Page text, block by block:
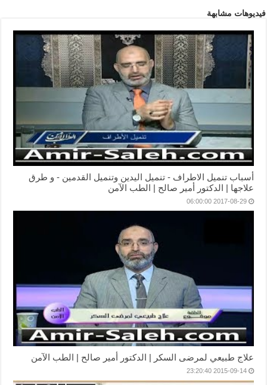
فيديوهات مشابهة
أسباب تنميل الاطراف - تنميل اليدين وتنميل القدمين - و طرق
علاجها | الدكتور أمير صالح | الطب الآمن
2017-08-29 06:00:00
علاج طبيعي لمرضى السكر | الدكتور أمير صالح | الطب الآمن
2015-09-14 23:20:40